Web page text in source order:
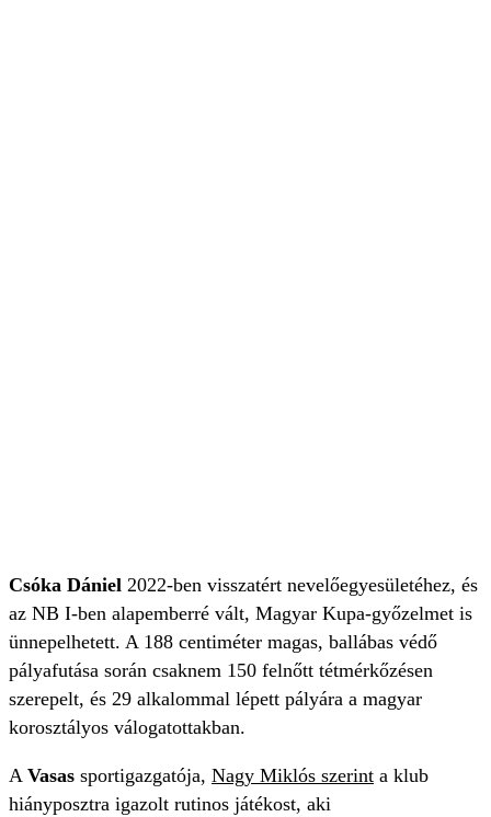
Csóka Dániel 2022-ben visszatért nevelőegyesületéhez, és
az NB I-ben alapemberré vált, Magyar Kupa-győzelmet is
ünnepelhetett. A 188 centiméter magas, ballábas védő
pályafutása során csaknem 150 felnőtt tétmérkőzésen
szerepelt, és 29 alkalommal lépett pályára a magyar
korosztályos válogatottakban.
A Vasas sportigazgatója, Nagy Miklós szerint a klub
hiányposztra igazolt rutinos játékost, aki